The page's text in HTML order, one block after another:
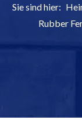
Sie sind hier:
Rubber